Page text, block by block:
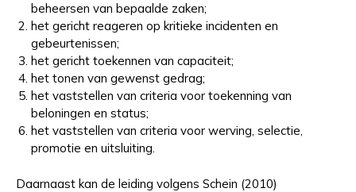
beheersen van bepaalde zaken;
het gericht reageren op kritieke incidenten en
gebeurtenissen;
het gericht toekennen van capaciteit;
het tonen van gewenst gedrag;
het vaststellen van criteria voor toekenning van
beloningen en status;
het vaststellen van criteria voor werving, selectie,
promotie en uitsluiting.
Daarnaast kan de leiding volgens Schein (2010)